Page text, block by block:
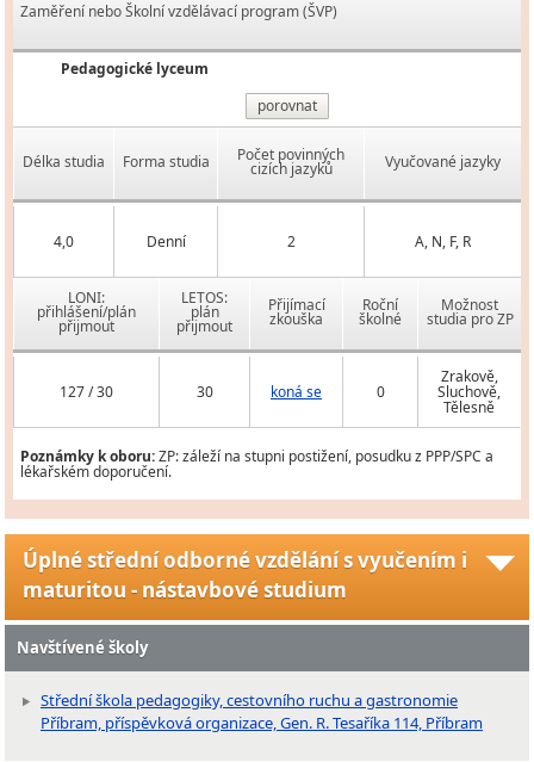
Zaměření nebo Školní vzdělávací program (ŠVP)
Pedagogické lyceum
porovnat
Délka studia Forma studia Počet povinných
cizích jazyků Vyučované jazyky
4,0 Denní 2 A, N, F, R
LONI:
přihlášení/plán
přijmout
LETOS:
plán
přijmout
Přijímací
zkouška
Roční
školné
Možnost
studia pro ZP
127 / 30 30 koná se 0
Zrakově,
Sluchově,
Tělesně
Poznámky k oboru:ZP: záleží na stupni postižení, posudku z PPP/SPC a
lékařském doporučení.
Úplné střední odborné vzdělání s vyučením i
maturitou - nástavbové studium
Navštívené školy
Střední škola pedagogiky, cestovního ruchu a gastronomie
Příbram, příspěvková organizace, Gen. R. Tesaříka 114, Příbram